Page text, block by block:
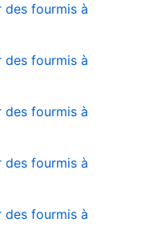
des fourmis à
des fourmis à
des fourmis à
des fourmis à
des fourmis à